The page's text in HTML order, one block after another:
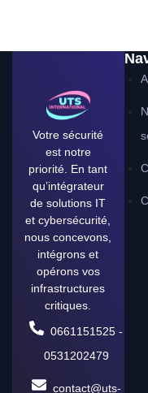
Votre sécurité
est notre
priorité. En tant
qu’intégrateur
de solutions IT
et cybersécurité,
nous concevons,
intégrons et
opérons vos
infrastructures
critiques.
0661151525 -
0531202479
contact@uts-